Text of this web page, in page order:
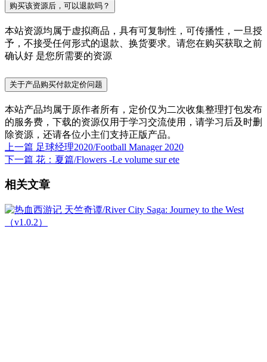
购买该资源后，可以退款吗？
本站资源均属于虚拟商品，具有可复制性，可传播性，一旦授
予，不接受任何形式的退款、换货要求。请您在购买获取之前
确认好 是您所需要的资源
关于产品购买付款定价问题
本站产品均属于原作者所有，定价仅为二次收集整理打包发布
的服务费，下载的资源仅用于学习交流使用，请学习后及时删
除资源，还请各位小主们支持正版产品。
上一篇 足球经理2020/Football Manager 2020
下一篇 花：夏篇/Flowers -Le volume sur ete
相关文章